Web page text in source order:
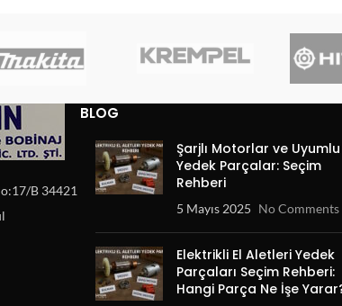
B 34421
BLOG
Şarjlı Motorlar ve Uyumlu
Yedek Parçalar: Seçim
Rehberi
5 Mayıs 2025 No Comments
Elektrikli El Aletleri Yedek
Parçaları Seçim Rehberi:
Hangi Parça Ne İşe